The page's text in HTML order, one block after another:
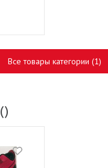
Все товары категории (1)
()